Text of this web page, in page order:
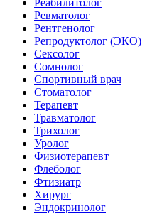
Реабилитолог
Ревматолог
Рентгенолог
Репродуктолог (ЭКО)
Сексолог
Сомнолог
Спортивный врач
Стоматолог
Терапевт
Травматолог
Трихолог
Уролог
Физиотерапевт
Флеболог
Фтизиатр
Хирург
Эндокринолог